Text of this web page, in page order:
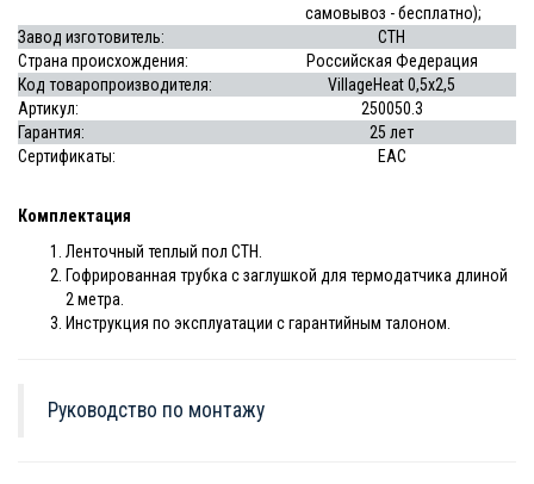
самовывоз - бесплатно);
Завод изготовитель:
СТН
Страна происхождения:
Российская Федерация
Код товаропроизводителя:
VillageHeat 0,5х2,5
Артикул:
250050.3
Гарантия:
25 лет
Сертификаты:
EAC
Комплектация
Ленточный теплый пол СТН.
Гофрированная трубка с заглушкой для термодатчика длиной
2 метра.
Инструкция по эксплуатации с гарантийным талоном.
Руководство по монтажу